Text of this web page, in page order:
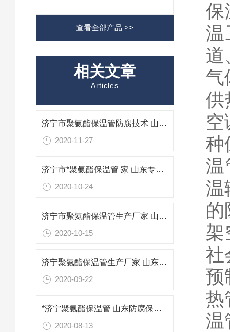
查看全部产品 >>
相关文章
Articles
济宁市聚氨酯保温管防腐技术 山东专业防腐保温材料
2020-11-27
济宁市*聚氨酯保温管 家 山东专业防腐保温材料
2020-10-24
济宁市聚氨酯保温管生产厂家 山东专业防腐保温材料
2020-10-15
济宁聚氨酯保温管生产厂家 山东济宁聚氨酯保温管
2020-09-22
*济宁聚氨酯保温管 山东防腐保温材料
2020-08-13
保
温
道
气
供
种
温
温
的
架
社
预
热
温